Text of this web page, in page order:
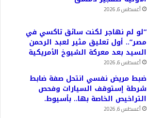
أغسطس 6, 2026
“لو لم نهاجر لكنت سائق تاكسي في
مصر”.. أول تعليق مثير لعبد الرحمن
السيد بعد معركة الشيوخ الأمريكية
أغسطس 6, 2026
ضبط مريض نفسي انتحل صفة ضابط
شرطة إستوقف السيارات وفحص
التراخيص الخاصة بها.. بأسيوط.
أغسطس 6, 2026